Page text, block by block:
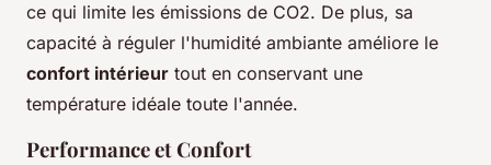
ce qui limite les émissions de CO2. De plus, sa
capacité à réguler l'humidité ambiante améliore le
confort intérieur tout en conservant une
température idéale toute l'année.
Performance et Confort